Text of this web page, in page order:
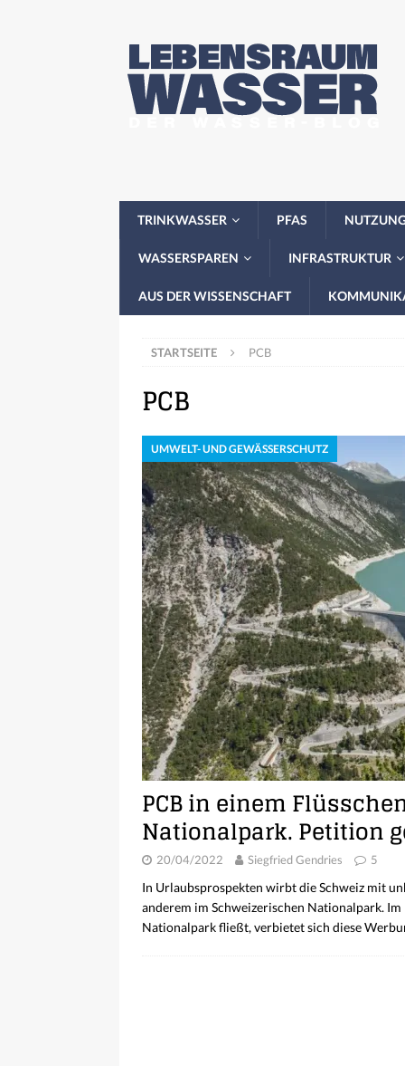
TRINKWASSER PFAS
WASSERSPAREN INFRASTRUKTUR
AUS DER WISSENSCHAFT
STARTSEITE PCB
PCB
UMWELT- UND GEWÄSSERSCHUTZ
PCB in einem
Nationalpark. Petition
20/04/2022 Siegfried Gendries 5
In Urlaubsprospekten wirbt die Schweiz mit
anderem im Schweizerischen Nationalpark. Im
Nationalpark fließt, verbietet sich diese